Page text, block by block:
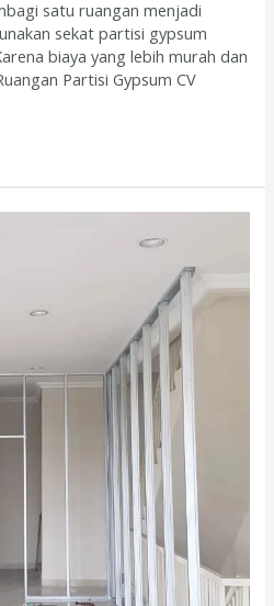
satu ruangan menjadi
sekat partisi gypsum
biaya yang lebih murah dan
Partisi Gypsum CV